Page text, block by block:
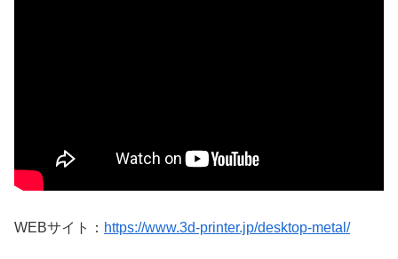
WEBサイト： https://www.3d-printer.jp/desktop-metal/